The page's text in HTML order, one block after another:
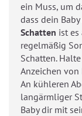
ein Muss, um
dass dein
Schatten ist es
regelmäßig
Schatten.
Anzeichen
An kühleren
langärmliger
Baby dir mit